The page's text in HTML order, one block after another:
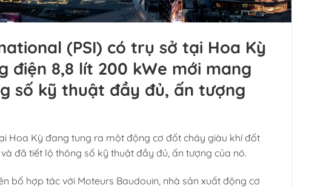
(PSI) có trụ sở tại Hoa Kỳ
8,8 lít 200 kWe mới mang
số kỹ thuật đầy đủ, ấn tượng
Hoa Kỳ đang tung ra một động cơ đốt cháy giàu khí đốt
đã tiết lộ thông số kỹ thuật đầy đủ, ấn tượng của nó.
bố hợp tác với Moteurs Baudouin, nhà sản xuất động cơ